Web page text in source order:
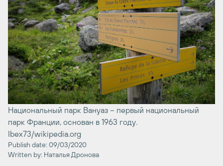
Национальный парк Вануаз – первый национальный
парк Франции, основан в 1963 году.
Ibex73/wikipedia.org
Publish date: 09/03/2020
Written by: Наталья Дронова